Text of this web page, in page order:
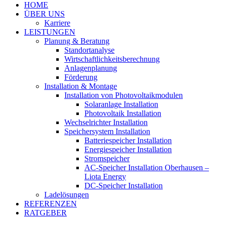
HOME
ÜBER UNS
Karriere
LEISTUNGEN
Planung & Beratung
Standortanalyse
Wirtschaftlichkeitsberechnung
Anlagenplanung
Förderung
Installation & Montage
Installation von Photovoltaikmodulen
Solaranlage Installation
Photovoltaik Installation
Wechselrichter Installation
Speichersystem Installation
Batteriespeicher Installation
Energiespeicher Installation
Stromspeicher
AC-Speicher Installation Oberhausen –
Liota Energy
DC-Speicher Installation
Ladelösungen
REFERENZEN
RATGEBER